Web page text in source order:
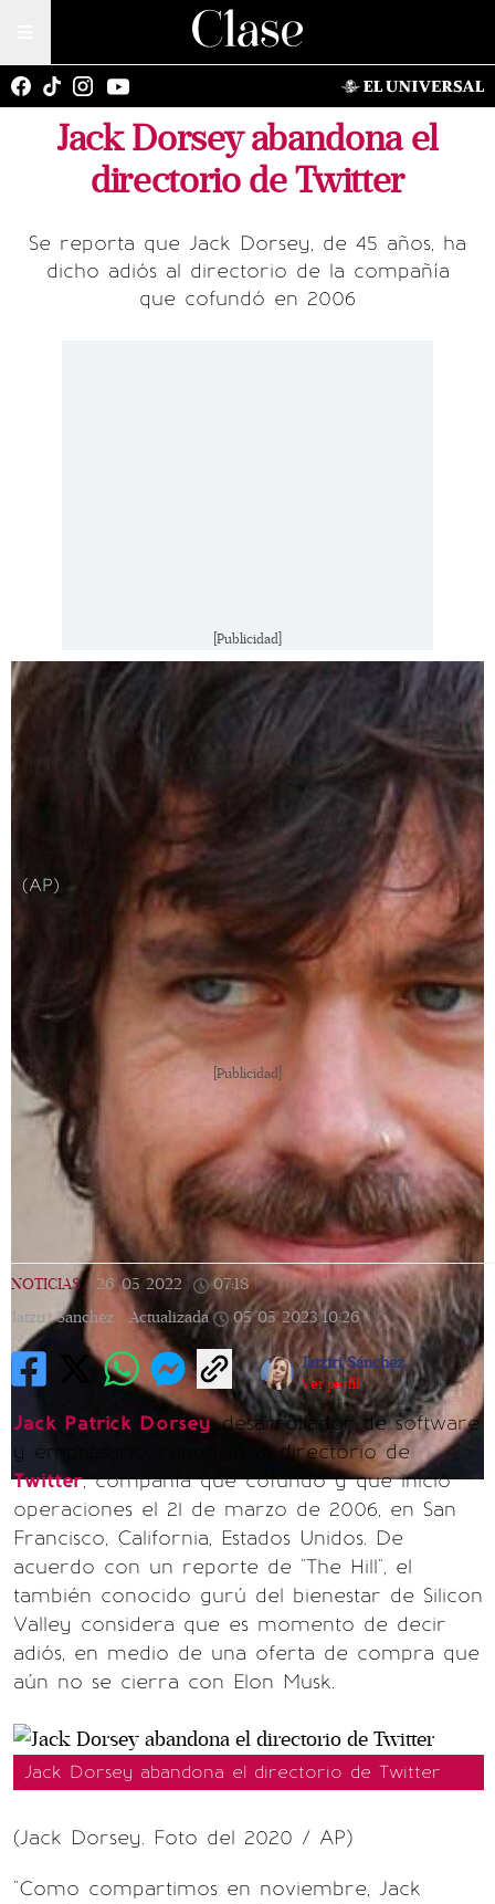
Jack Dorsey abandona el
directorio de Twitter
Se reporta que Jack Dorsey, de 45 años, ha
dicho adiós al directorio de la compañía
que cofundó en 2006
[Publicidad]
(AP)
[Publicidad]
NOTICIAS 26/05/2022 | 07:18 |
Jatziri Sanchez |
Actualizada 05/05/2023 10:26
Jatziri Sánchez
Ver perfil
Jack Patrick Dorsey, desarrollador de software
y empresario, renunció al directorio de
Twitter, compañía que cofundó y que inició
operaciones el 21 de marzo de 2006, en San
Francisco, California, Estados Unidos. De
acuerdo con un reporte de "The Hill", el
también conocido gurú del bienestar de Silicon
Valley considera que es momento de decir
adiós, en medio de una oferta de compra que
aún no se cierra con Elon Musk.
Jack Dorsey abandona el directorio de Twitter
(Jack Dorsey. Foto del 2020 / AP)
"Como compartimos en noviembre, Jack